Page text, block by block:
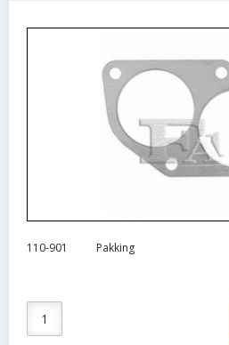
110-901 Pakking